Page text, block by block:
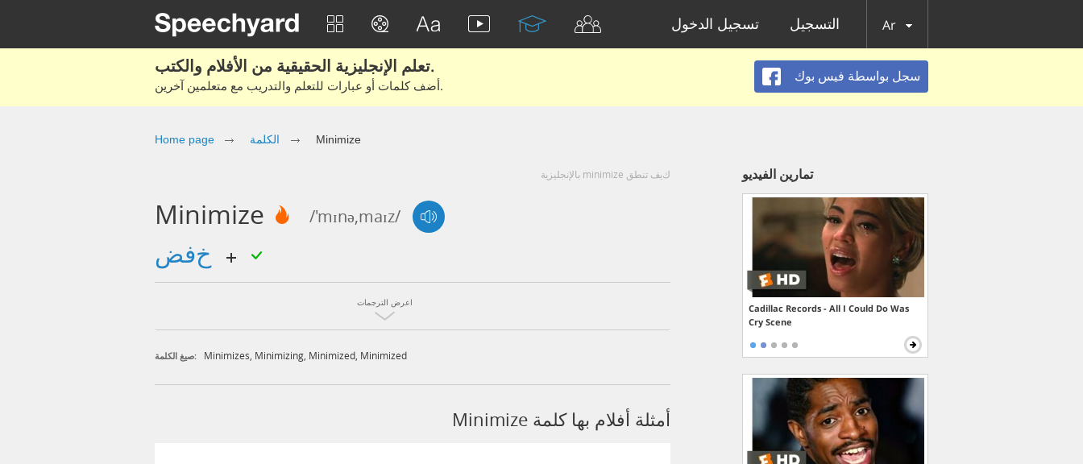
تسجيل الدخول التسجيل Ar
تعلم الإنجليزية الحقيقية من الأفلام والكتب.
أضف كلمات أو عبارات للتعلم والتدريب مع متعلمين آخرين.
سجل بواسطة فيس بوك
Home page الكلمة Minimize
كيف تنطق minimize بالإنجليزية
Minimize /'mɪnə,maɪz/
اعرض الترجمات
صيغ الكلمة: Minimizes Minimizing Minimized Minimized
أمثلة أفلام بها كلمة Minimize
تمارين الفيديو
Cadillac Records - All I Could Do Was
Cry Scene